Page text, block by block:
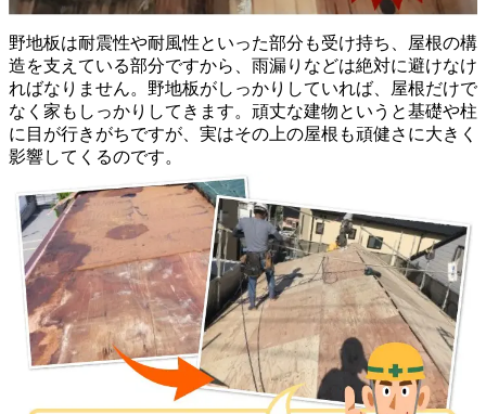
野地板は耐震性や耐風性といった部分も受け持ち、屋根の構
造を支えている部分ですから、雨漏りなどは絶対に避けなけ
ればなりません。野地板がしっかりしていれば、屋根だけで
なく家もしっかりしてきます。頑丈な建物というと基礎や柱
に目が行きがちですが、実はその上の屋根も頑健さに大きく
影響してくるのです。